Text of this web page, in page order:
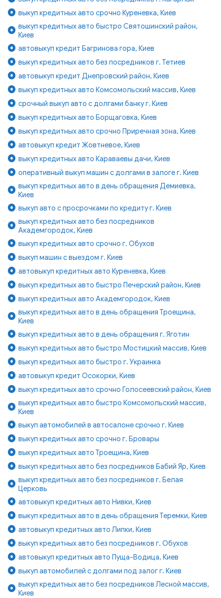
выкуп кредитных авто срочно Куреневка, Киев
выкуп кредитных авто быстро Святошинский район,
Киев
автовыкуп кредит Багринова гора, Киев
выкуп кредитных авто без посредников г. Тетиев
автовыкуп кредит Днепровский район, Киев
выкуп кредитных авто Комсомольский массив, Киев
срочный выкуп авто с долгами банку г. Киев
выкуп кредитных авто Борщаговка, Киев
выкуп кредитных авто срочно Приречная зона, Киев
автовыкуп кредит Жовтневое, Киев
выкуп кредитных авто Караваевы дачи, Киев
оперативный выкуп машин с долгами в залоге г. Киев
выкуп кредитных авто в день обращения Демиевка,
Киев
выкуп авто с просрочками по кредиту г. Киев
выкуп кредитных авто без посредников
Академгородок, Киев
выкуп кредитных авто срочно г. Обухов
выкуп машин с выездом г. Киев
автовыкуп кредитных авто Куреневка, Киев
выкуп кредитных авто быстро Печерский район, Киев
выкуп кредитных авто Академгородок, Киев
выкуп кредитных авто в день обращения Троещина,
Киев
выкуп кредитных авто в день обращения г. Яготин
выкуп кредитных авто быстро Мостицкий массив, Киев
выкуп кредитных авто быстро г. Украинка
автовыкуп кредит Осокорки, Киев
выкуп кредитных авто срочно Голосеевский район, Киев
выкуп кредитных авто быстро Комсомольский массив,
Киев
выкуп автомобилей в автосалоне срочно г. Киев
выкуп кредитных авто срочно г. Бровары
выкуп кредитных авто Троещина, Киев
выкуп кредитных авто без посредников Бабий Яр, Киев
выкуп кредитных авто без посредников г. Белая
Церковь
автовыкуп кредитных авто Нивки, Киев
выкуп кредитных авто в день обращения Теремки, Киев
автовыкуп кредитных авто Липки, Киев
выкуп кредитных авто без посредников г. Обухов
автовыкуп кредитных авто Пуща-Водица, Киев
выкуп автомобилей с долгами под залог г. Киев
выкуп кредитных авто без посредников Лесной массив,
Киев